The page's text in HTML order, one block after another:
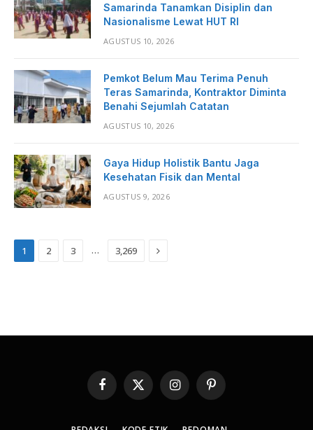
Samarinda Tanamkan Disiplin dan
Nasionalisme Lewat HUT RI
AGUSTUS 10, 2026
Pemkot Belum Mau Terima Penuh
Teras Samarinda, Kontraktor Diminta
Benahi Sejumlah Catatan
AGUSTUS 10, 2026
Gaya Hidup Holistik Bantu Jaga
Kesehatan Fisik dan Mental
AGUSTUS 9, 2026
1 2 3 … 3,269 Next
Facebook
X
(Twitter)
InstagramPinterest